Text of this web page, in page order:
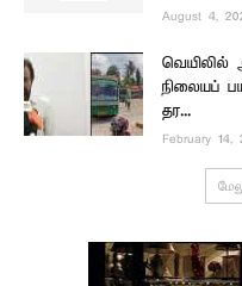
August 4,
வெயிலில்
நிலையப்
தர...
February 14,